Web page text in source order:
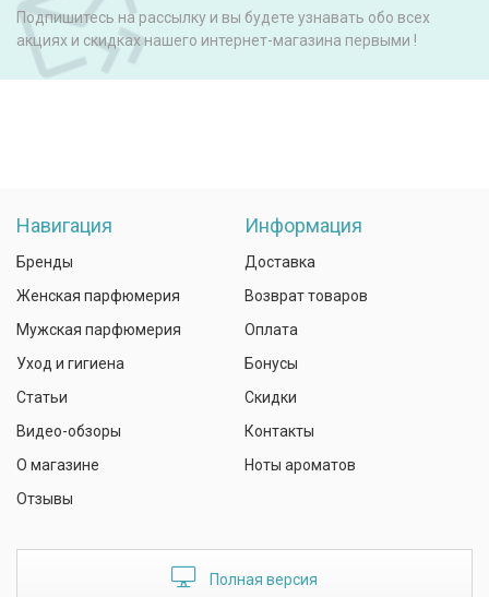
Подпишитесь на рассылку и вы будете узнавать обо всех
акциях и скидках нашего интернет-магазина первыми !
Навигация
Бренды
Женская парфюмерия
Мужская парфюмерия
Уход и гигиена
Статьи
Видео-обзоры
О магазине
Отзывы
Информация
Доставка
Возврат товаров
Оплата
Бонусы
Скидки
Контакты
Ноты ароматов
Полная версия